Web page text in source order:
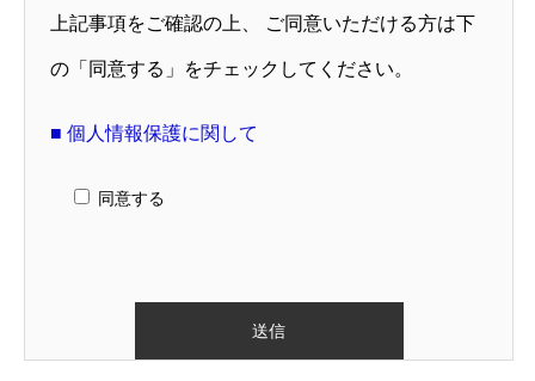
上記事項をご確認の上、 ご同意いただける方は下
の「同意する」をチェックしてください。
■ 個人情報保護に関して
同意する